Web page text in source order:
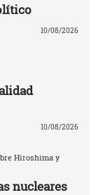
10/08/2026
10/08/2026
Hiroshima y
nucleares